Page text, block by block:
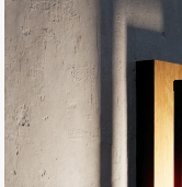
Ende
der
Bildgalerie
springen